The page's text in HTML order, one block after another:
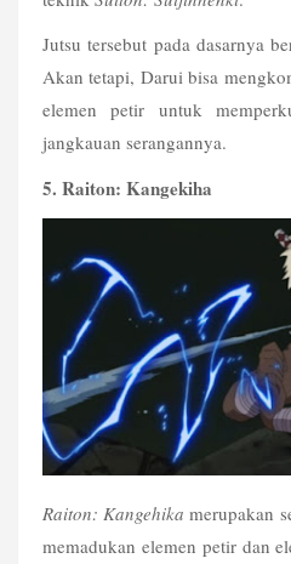
Jutsu tersebut pada dasarnya
Akan tetapi, Darui bisa
elemen petir untuk
jangkauan serangannya.
5. Raiton: Kangekiha
Raiton: Kangehika merupakan
memadukan elemen petir dan